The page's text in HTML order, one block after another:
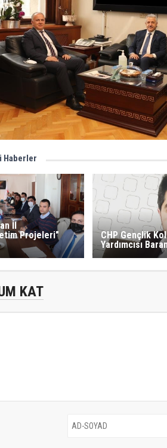
Haberler
İl
Projeleri"
CHP Gençlik
Yardımcısı
KAT